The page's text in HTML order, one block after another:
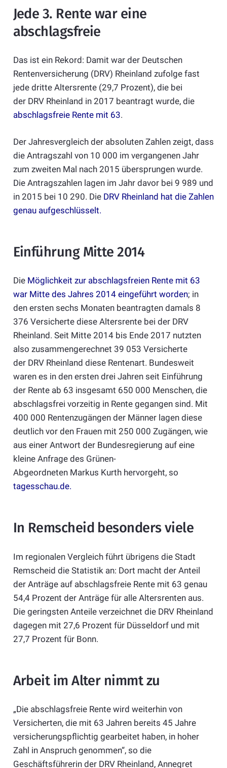
Jede 3. Rente war eine
abschlagsfreie
Das ist ein Rekord: Damit war der Deutschen
Rentenversicherung (DRV) Rheinland zufolge fast
jede dritte Altersrente (29,7 Prozent), die bei
der DRV Rheinland in 2017 beantragt wurde, die
abschlagsfreie Rente mit 63.
Der Jahresvergleich der absoluten Zahlen zeigt, dass
die Antragszahl von 10 000 im vergangenen Jahr
zum zweiten Mal nach 2015 übersprungen wurde.
Die Antragszahlen lagen im Jahr davor bei 9 989 und
in 2015 bei 10 290. Die DRV Rheinland hat die Zahlen
genau aufgeschlüsselt.
Einführung Mitte 2014
Die Möglichkeit zur abschlagsfreien Rente mit 63
war Mitte des Jahres 2014 eingeführt worden; in
den ersten sechs Monaten beantragten damals 8
376 Versicherte diese Altersrente bei der DRV
Rheinland. Seit Mitte 2014 bis Ende 2017 nutzten
also zusammengerechnet 39 053 Versicherte
der DRV Rheinland diese Rentenart. Bundesweit
waren es in den ersten drei Jahren seit Einführung
der Rente ab 63 insgesamt 650 000 Menschen, die
abschlagsfrei vorzeitig in Rente gegangen sind. Mit
400 000 Rentenzugängen der Männer lagen diese
deutlich vor den Frauen mit 250 000 Zugängen, wie
aus einer Antwort der Bundesregierung auf eine
kleine Anfrage des Grünen-
Abgeordneten Markus Kurth hervorgeht, so
tagesschau.de.
In Remscheid besonders viele
Im regionalen Vergleich führt übrigens die Stadt
Remscheid die Statistik an: Dort macht der Anteil
der Anträge auf abschlagsfreie Rente mit 63 genau
54,4 Prozent der Anträge für alle Altersrenten aus.
Die geringsten Anteile verzeichnet die DRV Rheinland
dagegen mit 27,6 Prozent für Düsseldorf und mit
27,7 Prozent für Bonn.
Arbeit im Alter nimmt zu
„Die abschlagsfreie Rente wird weiterhin von
Versicherten, die mit 63 Jahren bereits 45 Jahre
versicherungspflichtig gearbeitet haben, in hoher
Zahl in Anspruch genommen“, so die
Geschäftsführerin der DRV Rheinland, Annegret